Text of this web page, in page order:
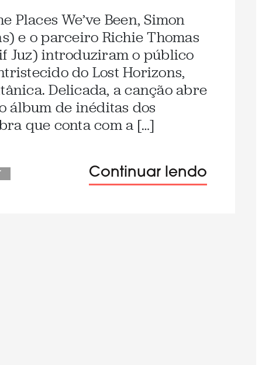
We’ve Been, Simon
e o parceiro Richie Thomas
Juz) introduziram o público
do Lost Horizons,
Delicada, a canção abre
álbum de inéditas dos
que conta com a […]
Continuar lendo